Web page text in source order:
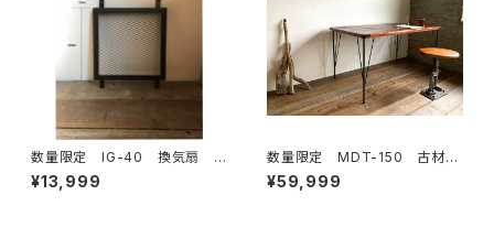
数量限定 IG-40 換気扇 カ
バー 吸排口 ガード インダス
トリアル アイアン 通気口
¥13,999
数量限定 MDT-150 古材
ワークデスク カフェテーブ
ル テーブル ダイニングテー
¥59,999